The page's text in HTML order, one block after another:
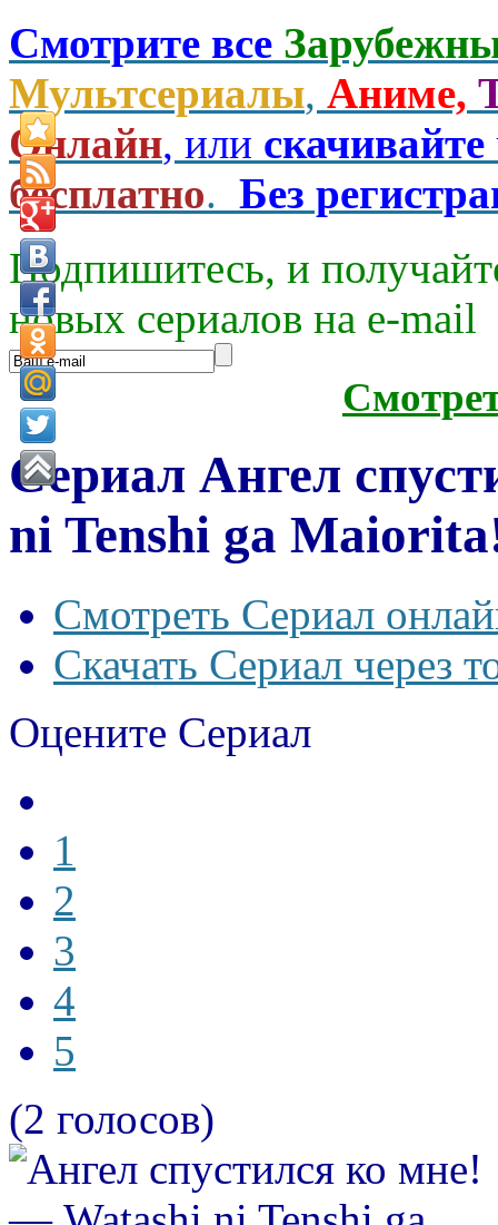
Смотрите все
Мультсериалы, Аниме,
Онлайн, или скачивайте
бесплатно. Без
Подпишитесь, и
новых сериалов на e-mаil
Сериал Ангел
ni Tenshi ga
Смотреть Сериал
Скачать Сериал через
Оцените Сериал
1
2
3
4
5
(2 голосов)